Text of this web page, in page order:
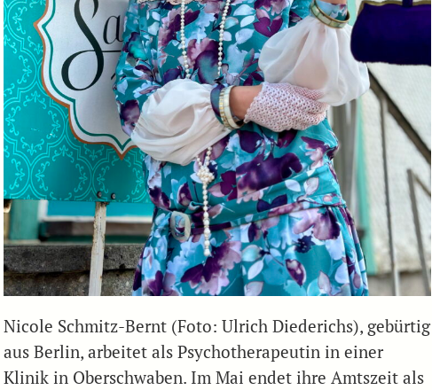
Nicole Schmitz-Bernt (Foto: Ulrich Diederichs), gebürtig
aus Berlin, arbeitet als Psychotherapeutin in einer
Klinik in Oberschwaben. Im Mai endet ihre Amtszeit als